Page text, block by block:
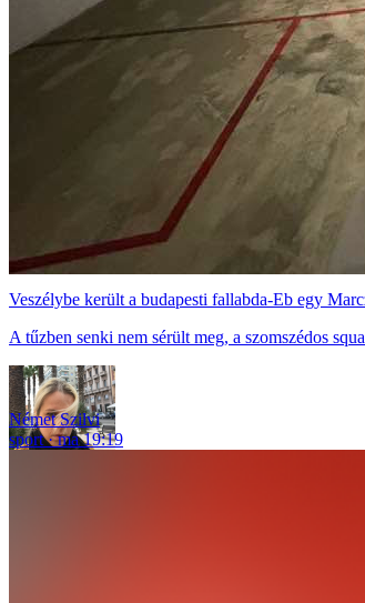
Veszélybe került a budapesti fallabda-Eb egy
A tűzben senki nem sérült meg, a szomszédos
Német Szilvi
sport
ma 19:19